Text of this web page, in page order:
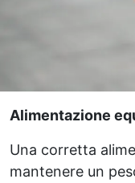
Alimentazione
Una corretta
mantenere un